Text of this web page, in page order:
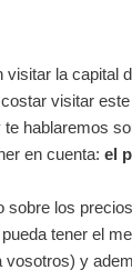
visitar la capital
visitar
hablaremos
en cuenta: el
sobre los
tener el
vosotros) y